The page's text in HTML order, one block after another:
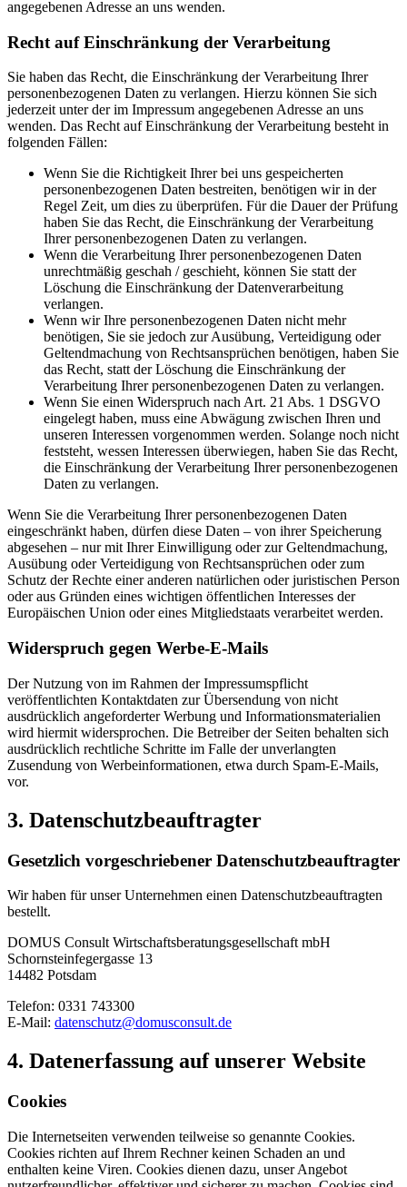
angegebenen Adresse an uns wenden.
Recht auf Einschränkung der Verarbeitung
Sie haben das Recht, die Einschränkung der Verarbeitung Ihrer
personenbezogenen Daten zu verlangen. Hierzu können Sie sich
jederzeit unter der im Impressum angegebenen Adresse an uns
wenden. Das Recht auf Einschränkung der Verarbeitung besteht in
folgenden Fällen:
Wenn Sie die Richtigkeit Ihrer bei uns gespeicherten
personenbezogenen Daten bestreiten, benötigen wir in der
Regel Zeit, um dies zu überprüfen. Für die Dauer der Prüfung
haben Sie das Recht, die Einschränkung der Verarbeitung
Ihrer personenbezogenen Daten zu verlangen.
Wenn die Verarbeitung Ihrer personenbezogenen Daten
unrechtmäßig geschah / geschieht, können Sie statt der
Löschung die Einschränkung der Datenverarbeitung
verlangen.
Wenn wir Ihre personenbezogenen Daten nicht mehr
benötigen, Sie sie jedoch zur Ausübung, Verteidigung oder
Geltendmachung von Rechtsansprüchen benötigen, haben Sie
das Recht, statt der Löschung die Einschränkung der
Verarbeitung Ihrer personenbezogenen Daten zu verlangen.
Wenn Sie einen Widerspruch nach Art. 21 Abs. 1 DSGVO
eingelegt haben, muss eine Abwägung zwischen Ihren und
unseren Interessen vorgenommen werden. Solange noch nicht
feststeht, wessen Interessen überwiegen, haben Sie das Recht,
die Einschränkung der Verarbeitung Ihrer personenbezogenen
Daten zu verlangen.
Wenn Sie die Verarbeitung Ihrer personenbezogenen Daten
eingeschränkt haben, dürfen diese Daten – von ihrer Speicherung
abgesehen – nur mit Ihrer Einwilligung oder zur Geltendmachung,
Ausübung oder Verteidigung von Rechtsansprüchen oder zum
Schutz der Rechte einer anderen natürlichen oder juristischen Person
oder aus Gründen eines wichtigen öffentlichen Interesses der
Europäischen Union oder eines Mitgliedstaats verarbeitet werden.
Widerspruch gegen Werbe-E-Mails
Der Nutzung von im Rahmen der Impressumspflicht
veröffentlichten Kontaktdaten zur Übersendung von nicht
ausdrücklich angeforderter Werbung und Informationsmaterialien
wird hiermit widersprochen. Die Betreiber der Seiten behalten sich
ausdrücklich rechtliche Schritte im Falle der unverlangten
Zusendung von Werbeinformationen, etwa durch Spam-E-Mails,
vor.
3. Datenschutzbeauftragter
Gesetzlich vorgeschriebener Datenschutzbeauftragter
Wir haben für unser Unternehmen einen Datenschutzbeauftragten
bestellt.
DOMUS Consult Wirtschaftsberatungsgesellschaft mbH
Schornsteinfegergasse 13
14482 Potsdam
Telefon: 0331 743300
E-Mail: datenschutz@domusconsult.de
4. Datenerfassung auf unserer Website
Cookies
Die Internetseiten verwenden teilweise so genannte Cookies.
Cookies richten auf Ihrem Rechner keinen Schaden an und
enthalten keine Viren. Cookies dienen dazu, unser Angebot